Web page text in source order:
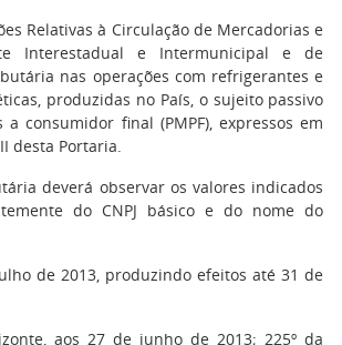
Relativas à Circulação de Mercadorias e
Interestadual e Intermunicipal e de
nas operações com refrigerantes e
produzidas no País, o sujeito passivo
consumidor final (PMPF), expressos em
desta Portaria.
deverá observar os valores indicados
do CNPJ básico e do nome do
de 2013, produzindo efeitos até 31 de
aos 27 de junho de 2013; 225º da